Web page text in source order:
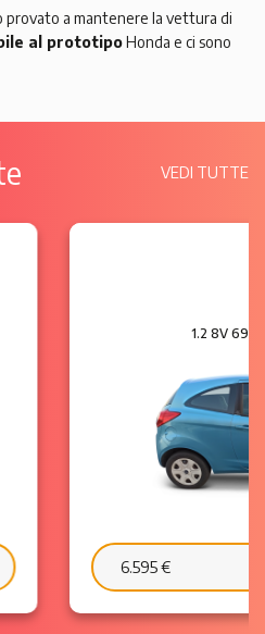
provato a mantenere la vettura di
al prototipoHonda e ci sono
VEDI TUTTE
103 €/mese